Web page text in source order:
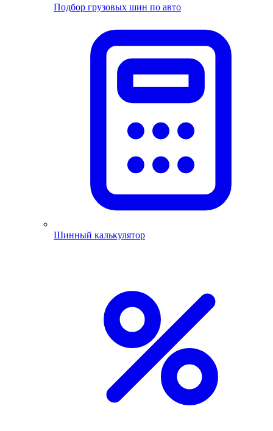
Подбор грузовых шин по авто
Шинный калькулятор